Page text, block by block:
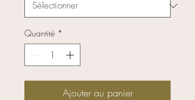
Quantité *
Ajouter au panier